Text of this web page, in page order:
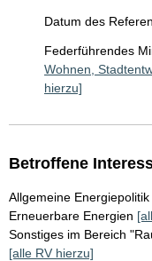
Datum des
Federführendes
Wohnen,
hierzu]
Betroffene
Allgemeine Energiepolitik
Erneuerbare Energien
Sonstiges im Bereich
[alle RV hierzu]